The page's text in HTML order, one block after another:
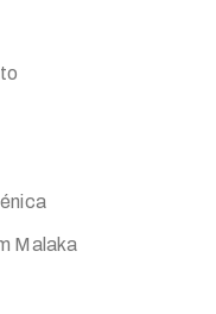
Malaka